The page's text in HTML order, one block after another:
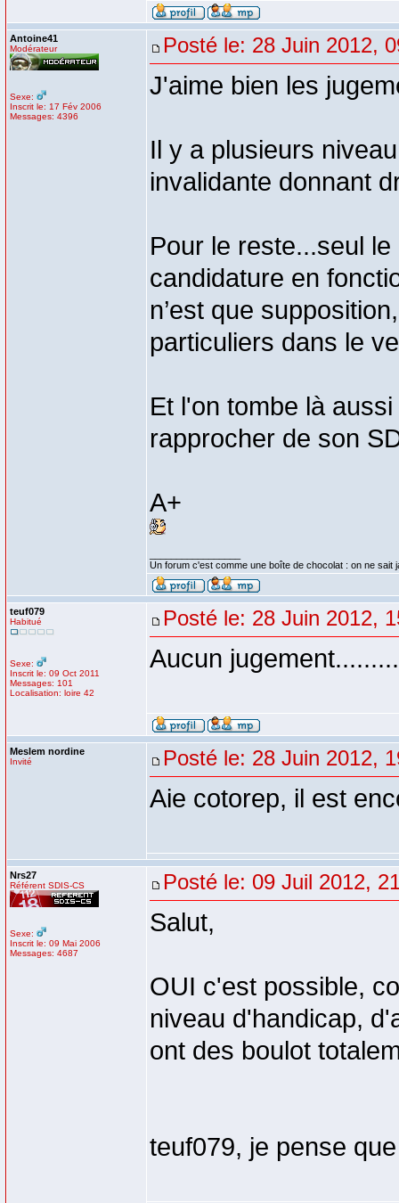
Antoine41
Modérateur
Sexe:
Inscrit le: 17 Fév 2006
Messages: 4396
Posté le: 28 Juin 2012,
J'aime bien les
Il y a plusieurs
invalidante donnant
Pour le reste...seul
candidature en
n’est que
particuliers dans le
Et l'on tombe là
rapprocher de son
A+
Un forum c'est comme une boîte de chocolat : on ne sait
teuf079
Habitué
Sexe:
Inscrit le: 09 Oct 2011
Messages: 101
Localisation: loire 42
Posté le: 28 Juin 2012,
Aucun
Meslem nordine
Invité Posté le: 28 Juin 2012,
Aie cotorep, il est
Nrs27
Référent SDIS-CS
Sexe:
Inscrit le: 09 Mai 2006
Messages: 4687
Posté le: 09 Juil 2012,
Salut,
OUI c'est possible,
niveau d'handicap,
ont des boulot
teuf079, je pense